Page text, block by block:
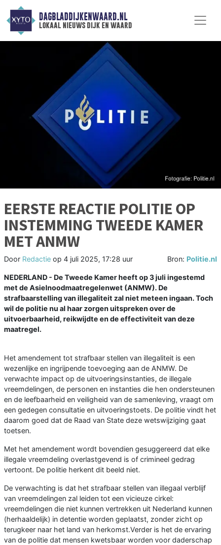
DAGBLADDIJKENWAARD.NL
lokaal nieuws dijk en waard
EERSTE REACTIE POLITIE OP
INSTEMMING TWEEDE KAMER
MET ANMW
Door Redactie op 4 juli 2025, 17:28 uur Bron: Politie.nl
NEDERLAND - De Tweede Kamer heeft op 3 juli ingestemd
met de Asielnoodmaatregelenwet (ANMW). De
strafbaarstelling van illegaliteit zal niet meteen ingaan. Toch
wil de politie nu al haar zorgen uitspreken over de
uitvoerbaarheid, reikwijdte en de effectiviteit van deze
maatregel.
Het amendement tot strafbaar stellen van illegaliteit is een
wezenlijke en ingrijpende toevoeging aan de ANMW. De
verwachte impact op de uitvoeringsinstanties, de illegale
vreemdelingen, de personen en instanties die hen ondersteunen
en de leefbaarheid en veiligheid van de samenleving, vraagt om
een gedegen consultatie en uitvoeringstoets. De politie vindt het
daarom goed dat de Raad van State deze wetswijziging gaat
toetsen.
Met het amendement wordt bovendien gesuggereerd dat elke
illegale vreemdeling overlastgevend is of crimineel gedrag
vertoont. De politie herkent dit beeld niet.
De verwachting is dat het strafbaar stellen van illegaal verblijf
van vreemdelingen zal leiden tot een vicieuze cirkel:
vreemdelingen die niet kunnen vertrekken uit Nederland kunnen
(herhaaldelijk) in detentie worden geplaatst, zonder zicht op
terugkeer naar het land van herkomst.Verder is het de ervaring
van de politie dat mensen kwetsbaar worden voor daderschap